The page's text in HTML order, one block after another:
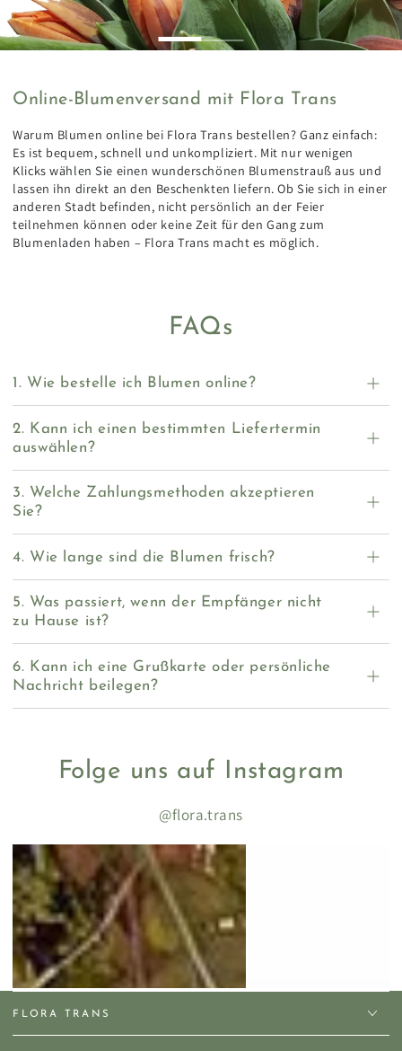
Online-Blumenversand mit Flora Trans
Warum Blumen online bei Flora Trans bestellen? Ganz einfach:
Es ist bequem, schnell und unkompliziert. Mit nur wenigen
Klicks wählen Sie einen wunderschönen Blumenstrauß aus und
lassen ihn direkt an den Beschenkten liefern. Ob Sie sich in einer
anderen Stadt befinden, nicht persönlich an der Feier
teilnehmen können oder keine Zeit für den Gang zum
Blumenladen haben – Flora Trans macht es möglich.
FAQs
1. Wie bestelle ich Blumen online?
2. Kann ich einen bestimmten Liefertermin
auswählen?
3. Welche Zahlungsmethoden akzeptieren
Sie?
4. Wie lange sind die Blumen frisch?
5. Was passiert, wenn der Empfänger nicht
zu Hause ist?
6. Kann ich eine Grußkarte oder persönliche
Nachricht beilegen?
Folge uns auf Instagram
@flora.trans
FLORA TRANS